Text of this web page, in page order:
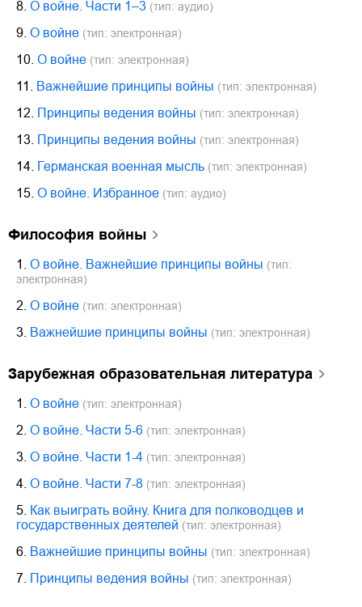
8. О войне. Части 1–3 (тип: аудио)
9. О войне (тип: электронная)
10. О войне (тип: электронная)
11. Важнейшие принципы войны (тип: электронная)
12. Принципы ведения войны (тип: электронная)
13. Принципы ведения войны (тип: электронная)
14. Германская военная мысль (тип: электронная)
15. О войне. Избранное (тип: аудио)
философия войны
1. О войне. Важнейшие принципы войны (тип:
электронная)
2. О войне (тип: электронная)
3. Важнейшие принципы войны (тип: электронная)
зарубежная образовательная литература
1. О войне (тип: электронная)
2. О войне. Части 5-6 (тип: электронная)
3. О войне. Части 1-4 (тип: электронная)
4. О войне. Части 7-8 (тип: электронная)
5. Как выиграть войну. Книга для полководцев и
государственных деятелей (тип: электронная)
6. Важнейшие принципы войны (тип: электронная)
7. Принципы ведения войны (тип: электронная)